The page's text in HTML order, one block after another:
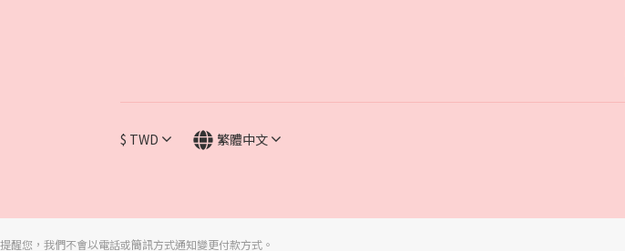
$ TWD 繁體中文
提醒您，我們不會以電話或簡訊方式通知變更付款方式。